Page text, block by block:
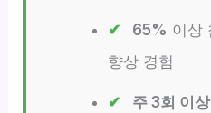
65% 이상
향상 경험
주 3회 이상